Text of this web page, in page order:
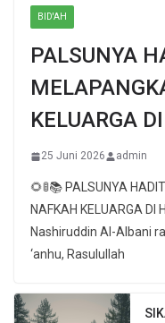
BID'AH
PALSUNYA
KELUARGA
25 Juni 2026 admin
🌻🚦📚 PALSUNYA
NAFKAH KELUARGA
Nashiruddin Al-Albani
‘anhu, Rasulullah